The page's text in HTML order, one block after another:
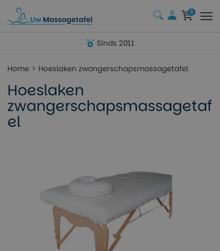
0
Sinds 2011
Home Hoeslaken zwangerschapsmassagetafel
Hoeslaken
zwangerschapsmassagetaf
el